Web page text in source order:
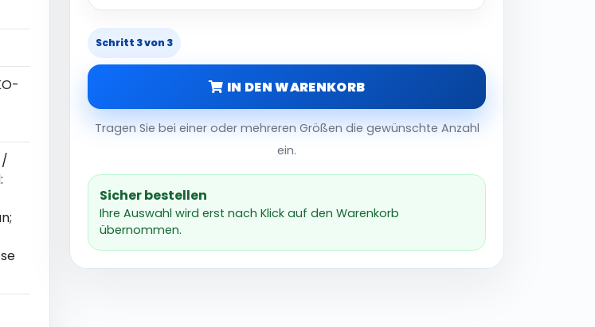
/
Schritt 3 von 3
IN DEN WARENKORB
Tragen Sie bei einer oder mehreren Größen die gewünschte Anzahl
ein.
Sicher bestellen
Ihre Auswahl wird erst nach Klick auf den Warenkorb
übernommen.